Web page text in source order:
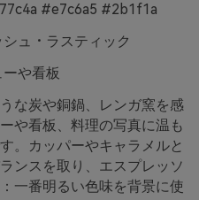
#e7c6a5 #2b1f1a
ュ・ラスティック
や看板
な炭や銅鍋、レンガ窯を感
や看板、料理の写真に温も
。カッパーやキャラメルと
ンスを取り、エスプレッソ
一番明るい色味を背景に使